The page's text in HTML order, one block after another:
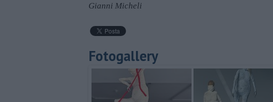
Gianni Micheli
Fotogallery